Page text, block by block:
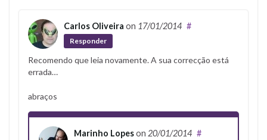
Carlos Oliveira on 17/01/2014 #
Responder
Recomendo que leia novamente. A sua correcção está
errada…
abraços
Marinho Lopeson 20/01/2014 #